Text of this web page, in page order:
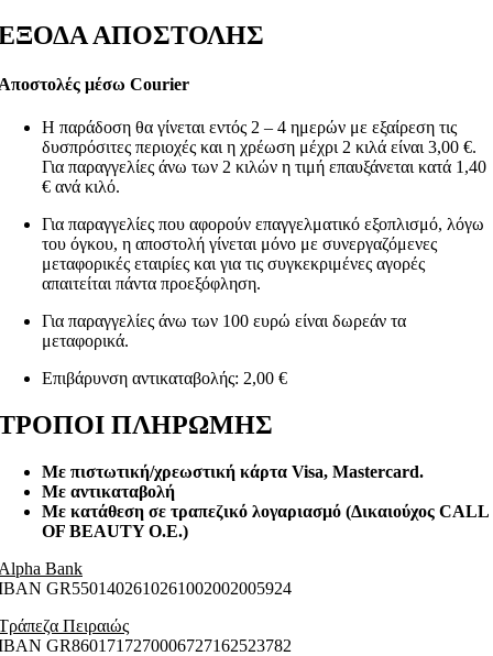
ΑΠΟΣΤΟΛΗΣ
μέσω Courier
Η παράδοση θα γίνεται εντός 2 – 4 ημερών με εξαίρεση τις
δυσπρόσιτες περιοχές και η χρέωση μέχρι 2 κιλά είναι 3,00 €.
Για παραγγελίες άνω των 2 κιλών η τιμή επαυξάνεται κατά 1,40
€ ανά κιλό.
Για παραγγελίες που αφορούν επαγγελματικό εξοπλισμό, λόγω
του όγκου, η αποστολή γίνεται μόνο με συνεργαζόμενες
μεταφορικές εταιρίες και για τις συγκεκριμένες αγορές
απαιτείται πάντα προεξόφληση.
Για παραγγελίες άνω των 100 ευρώ είναι δωρεάν τα
μεταφορικά.
Επιβάρυνση αντικαταβολής: 2,00 €
ΠΛΗΡΩΜΗΣ
Με πιστωτική/χρεωστική κάρτα Visa, Mastercard.
Με αντικαταβολή
Με κατάθεση σε τραπεζικό λογαριασμό (Δικαιούχος CALL
OF BEAUTY O.E.)
Bank
GR5501402610261002002005924
Πειραιώς
GR8601717270006727162523782